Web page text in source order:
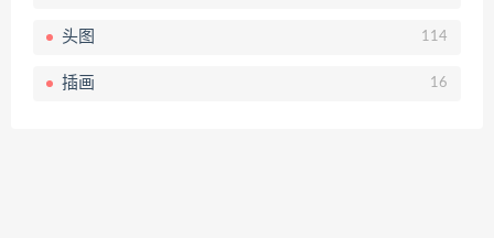
头图 114
插画 16